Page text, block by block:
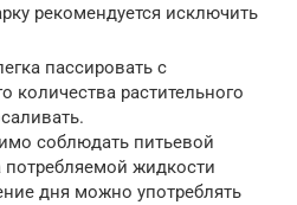
рекомендуется исключить
пассировать с
количества растительного
соблюдать питьевой
жидкости
дня можно употреблять